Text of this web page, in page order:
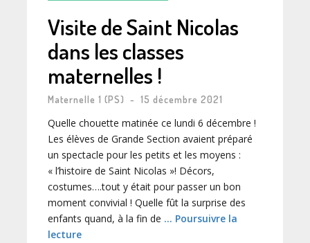
Visite de Saint Nicolas
dans les classes
maternelles !
Maternelle 1 (PS) - 15 décembre 2021
Quelle chouette matinée ce lundi 6 décembre !
Les élèves de Grande Section avaient préparé
un spectacle pour les petits et les moyens :
« l’histoire de Saint Nicolas »! Décors,
costumes….tout y était pour passer un bon
moment convivial ! Quelle fût la surprise des
enfants quand, à la fin de … Poursuivre la
lecture